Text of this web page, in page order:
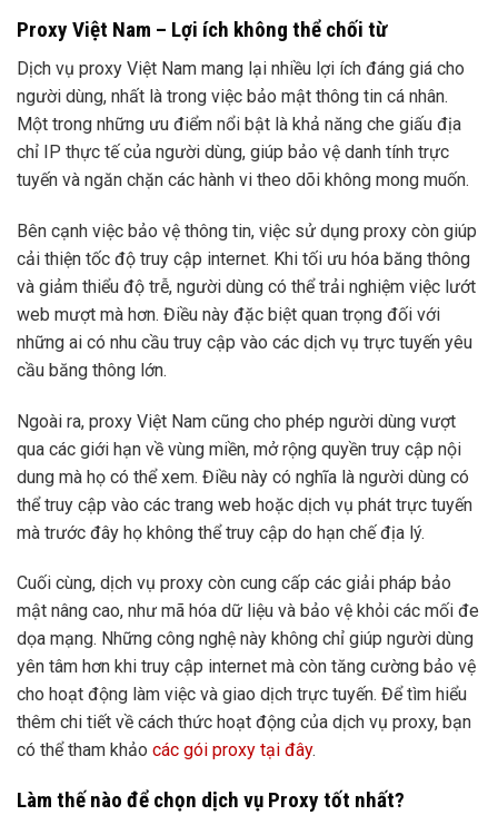
Proxy Việt Nam – Lợi ích không thể chối từ
Dịch vụ proxy Việt Nam mang lại nhiều lợi ích đáng giá cho
người dùng, nhất là trong việc bảo mật thông tin cá nhân.
Một trong những ưu điểm nổi bật là khả năng che giấu địa
chỉ IP thực tế của người dùng, giúp bảo vệ danh tính trực
tuyến và ngăn chặn các hành vi theo dõi không mong muốn.
Bên cạnh việc bảo vệ thông tin, việc sử dụng proxy còn giúp
cải thiện tốc độ truy cập internet. Khi tối ưu hóa băng thông
và giảm thiểu độ trễ, người dùng có thể trải nghiệm việc lướt
web mượt mà hơn. Điều này đặc biệt quan trọng đối với
những ai có nhu cầu truy cập vào các dịch vụ trực tuyến yêu
cầu băng thông lớn.
Ngoài ra, proxy Việt Nam cũng cho phép người dùng vượt
qua các giới hạn về vùng miền, mở rộng quyền truy cập nội
dung mà họ có thể xem. Điều này có nghĩa là người dùng có
thể truy cập vào các trang web hoặc dịch vụ phát trực tuyến
mà trước đây họ không thể truy cập do hạn chế địa lý.
Cuối cùng, dịch vụ proxy còn cung cấp các giải pháp bảo
mật nâng cao, như mã hóa dữ liệu và bảo vệ khỏi các mối đe
dọa mạng. Những công nghệ này không chỉ giúp người dùng
yên tâm hơn khi truy cập internet mà còn tăng cường bảo vệ
cho hoạt động làm việc và giao dịch trực tuyến. Để tìm hiểu
thêm chi tiết về cách thức hoạt động của dịch vụ proxy, bạn
có thể tham khảo các gói proxy tại đây.
Làm thế nào để chọn dịch vụ Proxy tốt nhất?